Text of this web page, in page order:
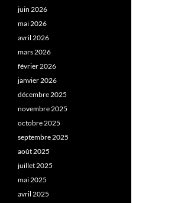
juin 2026
mai 2026
avril 2026
mars 2026
février 2026
janvier 2026
décembre 2025
novembre 2025
octobre 2025
septembre 2025
août 2025
juillet 2025
mai 2025
avril 2025